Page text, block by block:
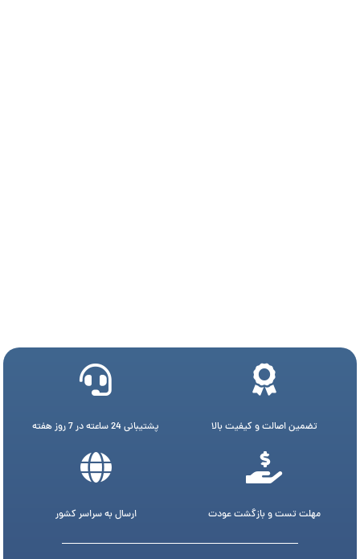
تضمین اصالت و کیفیت بالا پشتیبانی 24 ساعته در 7 روز هفته
مهلت تست و بازگشت عودت ارسال به سراسر کشور